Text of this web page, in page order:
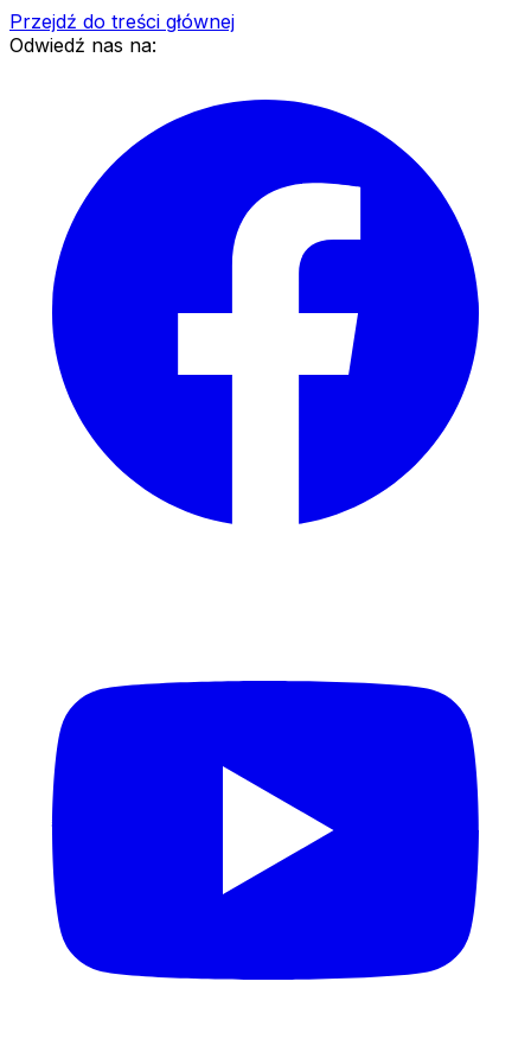
Przejdź do treści głównej
Odwiedź nas na: